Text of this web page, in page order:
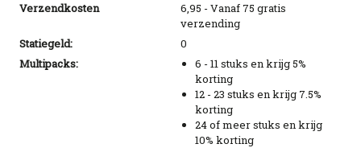
Verzendkosten
6,95 - Vanaf 75 gratis
verzending
Statiegeld:
0
Multipacks:
6 - 11 stuks en krijg 5%
korting
12 - 23 stuks en krijg 7.5%
korting
24 of meer stuks en krijg
10% korting